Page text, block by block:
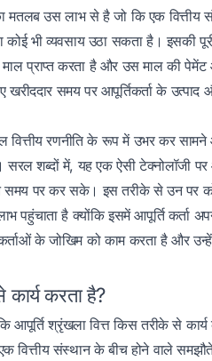
मतलब उस लाभ से है जो कि एक
कोई भी व्यवसाय उठा सकता है। इसकी
प्राप्त करता है और उस माल की पेमेंट
समय पर आपूर्तिकर्ता के
रणनीति के रूप में उभर कर सामने
शब्दों में, यह एक ऐसी टेक्नोलॉजी
समय पर कर सके। इस तरीके से उन पर
पहुंचाता है क्योंकि इसमें आपूर्ति कर्ता
के जोखिम को काम करता है और
करता है?
श्रृंखला वित्त किस तरीके से कार्य
वित्तीय संस्थान के बीच होने वाले